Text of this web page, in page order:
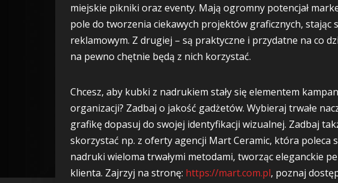
miejskie pikniki oraz eventy. Mają ogromny potencjał
pole do tworzenia ciekawych projektów graficznych, stając
reklamowym. Z drugiej – są praktyczne i przydatne na co
na pewno chętnie będą z nich korzystać.
Chcesz, aby kubki z nadrukiem stały się elementem
organizacji? Zadbaj o jakość gadżetów. Wybieraj trwałe
grafikę dopasuj do swojej identyfikacji wizualnej. Zadbaj
skorzystać np. z oferty agencji Mart Ceramic, która poleca
nadruki wieloma trwałymi metodami, tworząc eleganckie
klienta. Zajrzyj na stronę: https://mart.com.pl, poznaj